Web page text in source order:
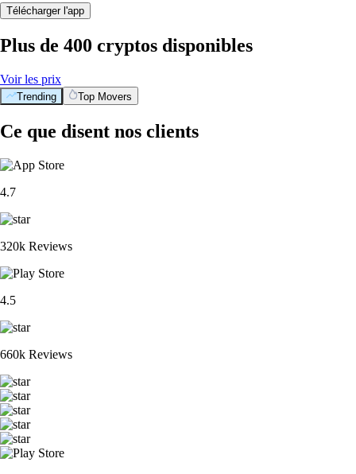
Télécharger l'app
Plus de 400 cryptos disponibles
Voir les prix
Trending Top Movers
Ce que disent nos clients
4.7
320k Reviews
4.5
660k Reviews